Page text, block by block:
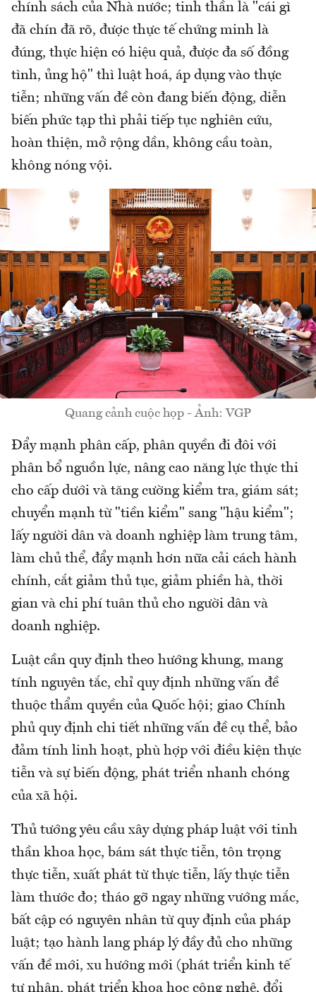
chính sách của Nhà nước; tinh thần là "cái gì
đã chín đã rõ, được thực tế chứng minh là
đúng, thực hiện có hiệu quả, được đa số đồng
tình, ủng hộ" thì luật hoá, áp dụng vào thực
tiễn; những vấn đề còn đang biến động, diễn
biến phức tạp thì phải tiếp tục nghiên cứu,
hoàn thiện, mở rộng dần, không cầu toàn,
không nóng vội.
Quang cảnh cuộc họp - Ảnh: VGP
Đẩy mạnh phân cấp, phân quyền đi đôi với
phân bổ nguồn lực, nâng cao năng lực thực thi
cho cấp dưới và tăng cường kiểm tra, giám sát;
chuyển mạnh từ "tiền kiểm" sang "hậu kiểm";
lấy người dân và doanh nghiệp làm trung tâm,
làm chủ thể, đẩy mạnh hơn nữa cải cách hành
chính, cắt giảm thủ tục, giảm phiền hà, thời
gian và chi phí tuân thủ cho người dân và
doanh nghiệp.
Luật cần quy định theo hướng khung, mang
tính nguyên tắc, chỉ quy định những vấn đề
thuộc thẩm quyền của Quốc hội; giao Chính
phủ quy định chi tiết những vấn đề cụ thể, bảo
đảm tính linh hoạt, phù hợp với điều kiện thực
tiễn và sự biến động, phát triển nhanh chóng
của xã hội.
Thủ tướng yêu cầu xây dựng pháp luật với tinh
thần khoa học, bám sát thực tiễn, tôn trọng
thực tiễn, xuất phát từ thực tiễn, lấy thực tiễn
làm thước đo; tháo gỡ ngay những vướng mắc,
bất cập có nguyên nhân từ quy định của pháp
luật; tạo hành lang pháp lý đầy đủ cho những
vấn đề mới, xu hướng mới (phát triển kinh tế
tư nhân, phát triển khoa học công nghệ, đổi